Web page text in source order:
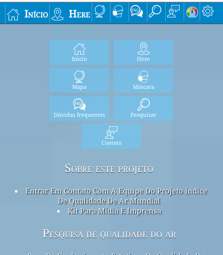
Início Here
Início Here
Mapa Máscara
Dúvidas frequentes Pesquisar
Contato
Sobre este projeto
Entrar Em Contato Com A Equipe Do Projeto índice
De Qualidade De Ar Mundial
Kit Para Mídia E Imprensa
Pesquisa de qualidade do ar